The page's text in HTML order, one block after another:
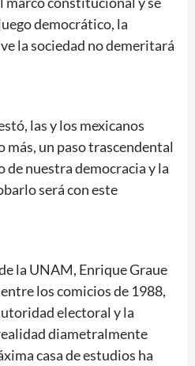
democrático, la
la sociedad no demeritará
las y los mexicanos
más, un paso trascendental
nuestra democracia y la
será con este
la UNAM, Enrique Graue
los comicios de 1988,
electoral y la
diametralmente
casa de estudios ha